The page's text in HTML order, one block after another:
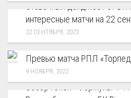
интересные матчи на 22
22 СЕНТЯБРЯ, 2023
Превью матча РПЛ
9 НОЯБРЯ, 2022